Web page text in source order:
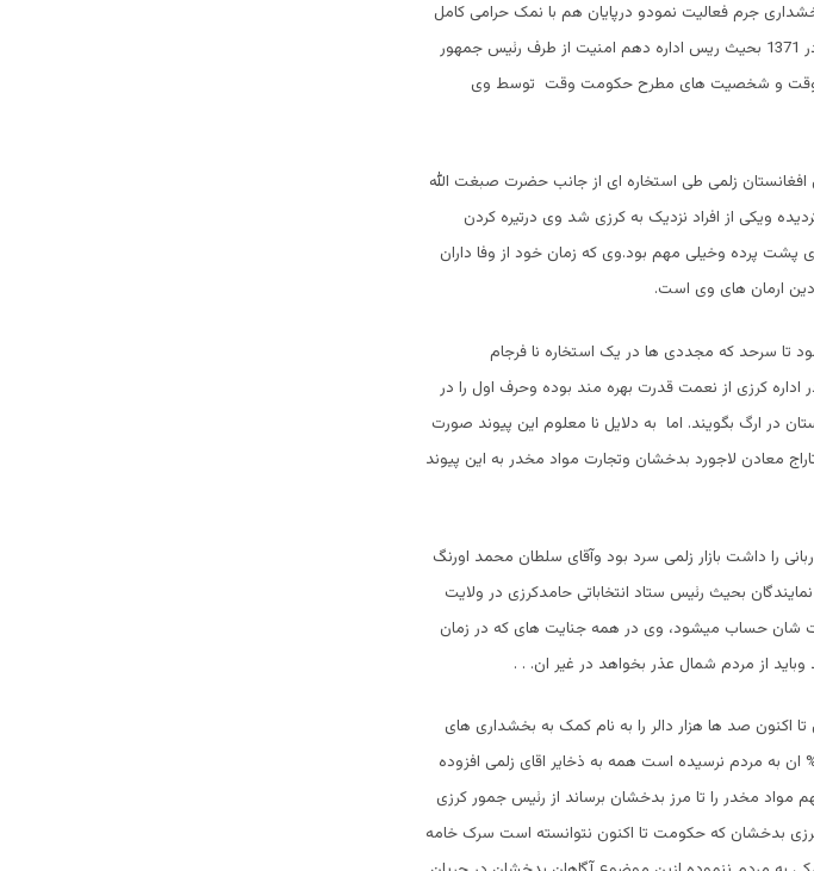
جرم فعالیت نمودو درپایان هم با نمک حرامی کامل
به مخالفت وی برخواست ، هنگام ورد مجاهدان به کابل در 1371 بحیث ریس اداره دهم امنیت از طرف رئیس جمهور
وقت و شخصیت های مطرح حکومت وقت توسط وی
زلمی طی استخاره ای از جانب حضرت صبغت الله
ویکی از افراد نزدیک به کرزی شد وی درتیره کردن
پشت پرده وخیلی مهم بود.وی که زمان خود از وفا داران
ارمان های وی است.
تا سرحد که مجددی ها در یک استخاره نا فرجام
اداره کرزی از نعمت قدرت بهره مند بوده وحرف اول را در
در ارگ بگویند. اما به دلایل نا معلوم این پیوند صورت
معادن لاجورد بدخشان وتجارت مواد مخدر به این پیوند
را داشت بازار زلمی سرد بود وآقای سلطان محمد اورنگ
بحیث رئیس ستاد انتخاباتی حامدکرزی در ولایت
شان حساب میشود، وی در همه جنایت های که در زمان
از مردم شمال عذر بخواهد در غیر ان. . .
صد ها هزار دالر را به نام کمک به بخشداری های
افتاده بدخشان از حکومت بدست اورده است که 10% ان به مردم نرسیده است همه به ذخایر اقای زلمی افزوده
مخدر را تا مرز بدخشان برساند از رئیس جمور کرزی
بدخشان که حکومت تا اکنون نتوانسته است سرک خامه